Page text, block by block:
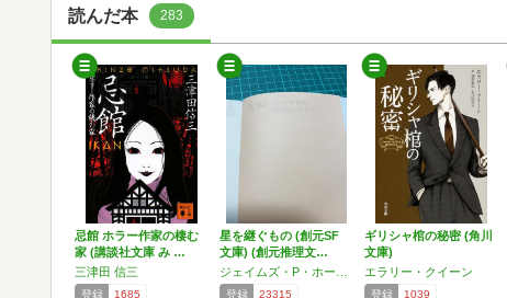
読んだ本 283
忌館 ホラー作家の棲む
家 (講談社文庫 み …
三津田 信三
登録 1685
星を継ぐもの (創元SF
文庫) (創元推理文…
登録 23315
ギリシャ棺の秘密 (角川
文庫)
エラリー・クイーン
登録 1039